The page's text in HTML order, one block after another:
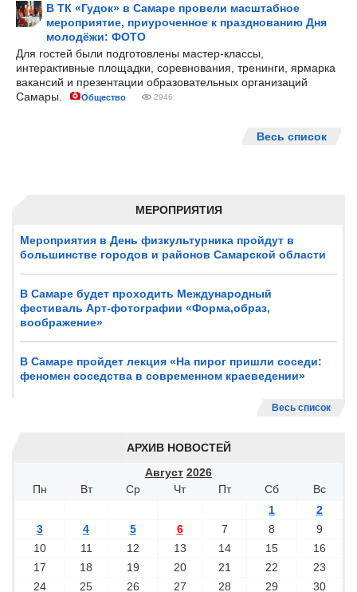
МЕРОПРИЯТИЯ
Мероприятия в День физкультурника пройдут в
большинстве городов и районов Самарской области
В Самаре будет проходить Международный
фестиваль Арт-фотографии «Форма,образ,
воображение»
В Самаре пройдет лекция «На пирог пришли соседи:
феномен соседства в современном краеведении»
Весь список
АРХИВ НОВОСТЕЙ
Август 2026
Пн
Вт Ср Чт Пт Сб
Вс
1
2
3
4 5 6 7 8
9
10
11 12 13 14 15
16
17
18 19 20 21 22
23
24
25 26 27 28 29 30
В ТК «Гудок» в Самаре провели масштабное
мероприятие, приуроченное к празднованию Дня
молодёжи: ФОТО
Для гостей были подготовлены мастер-классы,
интерактивные площадки, соревнования, тренинги, ярмарка
вакансий и презентации образовательных организаций
Самары.
Общество 2946
Весь список